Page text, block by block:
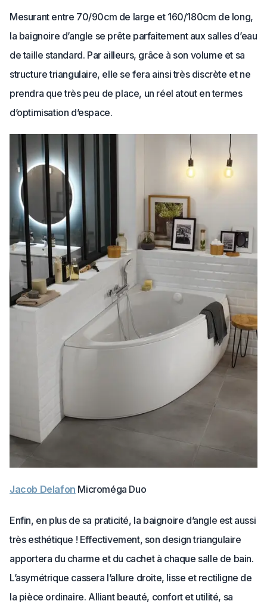
Mesurant entre 70/90cm de large et 160/180cm de long,
la baignoire d’angle se prête parfaitement aux salles d’eau
de taille standard. Par ailleurs, grâce à son volume et sa
structure triangulaire, elle se fera ainsi très discrète et ne
prendra que très peu de place, un réel atout en termes
d’optimisation d’espace.
Jacob Delafon Microméga Duo
Enfin, en plus de sa praticité, la baignoire d’angle est aussi
très esthétique ! Effectivement, son design triangulaire
apportera du charme et du cachet à chaque salle de bain.
L’asymétrique cassera l’allure droite, lisse et rectiligne de
la pièce ordinaire. Alliant beauté, confort et utilité, sa